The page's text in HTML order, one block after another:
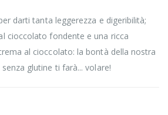
darti tanta leggerezza e digeribilità;
cioccolato fondente e una ricca
al cioccolato: la bontà della nostra
glutine ti farà... volare!